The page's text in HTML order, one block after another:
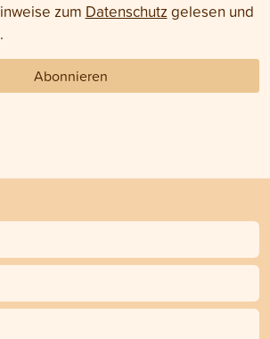
zum Datenschutz gelesen und
Abonnieren